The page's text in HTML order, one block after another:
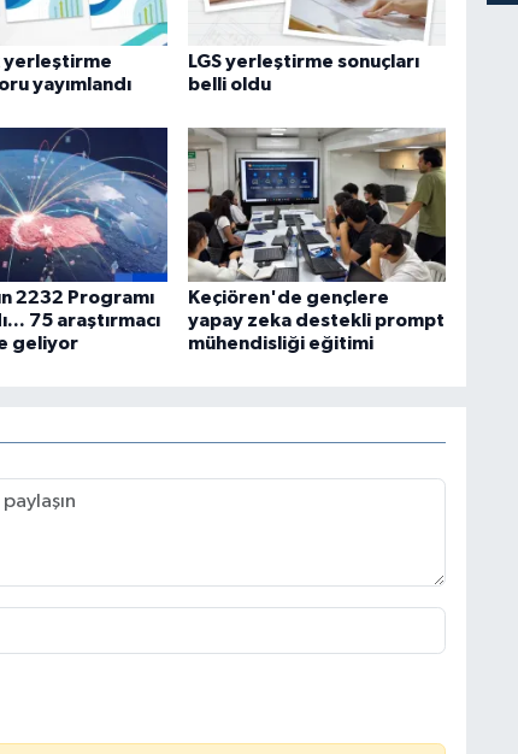
yerleştirme
yayımlandı
LGS yerleştirme sonuçları
belli oldu
2232 Programı
75 araştırmacı
geliyor
Keçiören'de gençlere
yapay zeka destekli prompt
mühendisliği eğitimi